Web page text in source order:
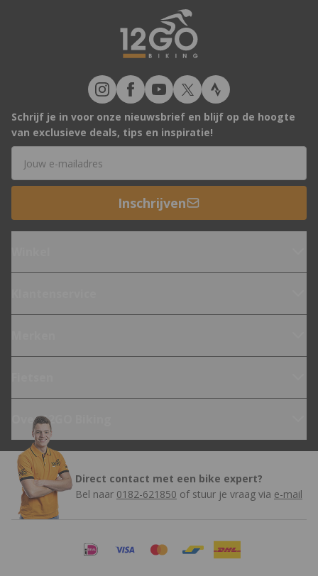
Schrijf je in voor onze nieuwsbrief en blijf op de hoogte
van exclusieve deals, tips en inspiratie!
Inschrijven
Over 12GO Biking
Direct contact met een bike expert?
Bel naar 0182-621850 of stuur je vraag via e-mail